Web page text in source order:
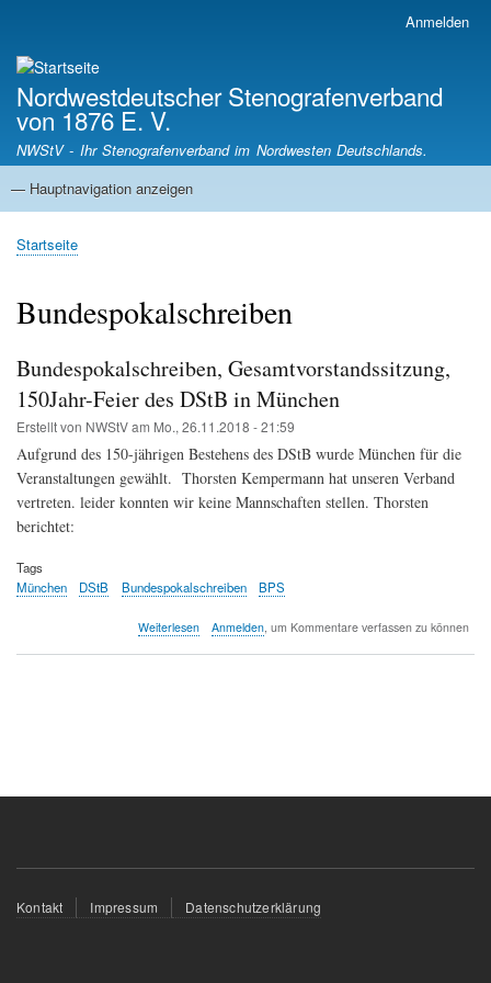
Anmelden
Nordwestdeutscher Stenografenverband
von 1876 E. V.
NWStV - Ihr Stenografenverband im Nordwesten Deutschlands.
Hauptnavigation
— Hauptnavigation anzeigen
Startseite
Mitgliedsvereine
Termine
Satzung
Pfadnavigation
Startseite
Bundespokalschreiben
Bundespokalschreiben, Gesamtvorstandssitzung,
150Jahr-Feier des DStB in München
Erstellt von NWStVam Mo., 26.11.2018 - 21:59
Aufgrund des 150-jährigen Bestehens des DStB wurde München für die
Veranstaltungen gewählt. Thorsten Kempermann hat unseren Verband
vertreten. leider konnten wir keine Mannschaften stellen. Thorsten
berichtet:
Tags
München
DStB Bundespokalschreiben BPS
WeiterlesenüberAnmelden, um Kommentare verfassen zu können
Fußzeilenmenü
Kontakt Impressum Datenschutzerklärung